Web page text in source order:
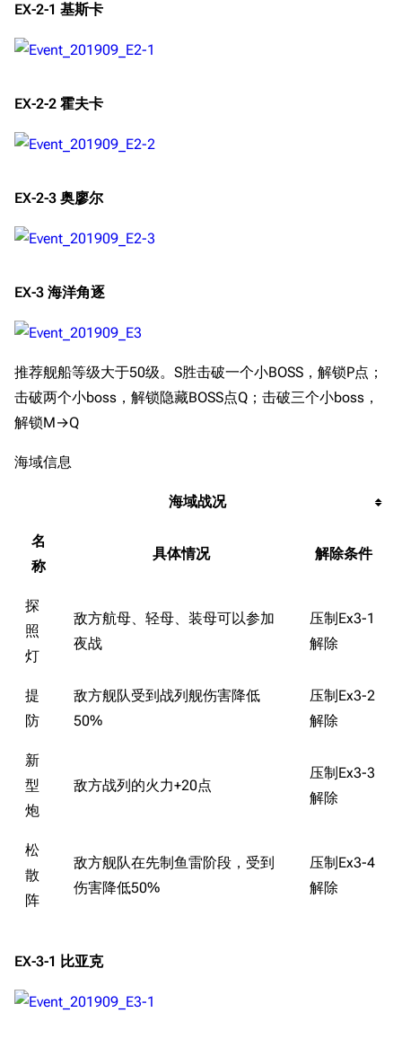
EX-2-1 基斯卡
EX-2-2 霍夫卡
EX-2-3 奥廖尔
EX-3 海洋角逐
推荐舰船等级大于50级。S胜击破一个小BOSS，解锁P点；
击破两个小boss，解锁隐藏BOSS点Q；击破三个小boss，
解锁M→Q
海域信息
海域战况
名
称
具体情况 解除条件
探
照
灯
敌方航母、轻母、装母可以参加
夜战
压制Ex3-1
解除
提
防
敌方舰队受到战列舰伤害降低
50%
压制Ex3-2
解除
新
型
炮
敌方战列的火力+20点
压制Ex3-3
解除
松
散
阵
敌方舰队在先制鱼雷阶段，受到
伤害降低50%
压制Ex3-4
解除
EX-3-1 比亚克